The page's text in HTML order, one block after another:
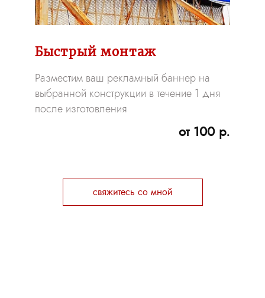
Быстрый монтаж
Разместим ваш рекламный баннер на
выбранной конструкции в течение 1 дня
после изготовления
от 100 р.
свяжитесь со мной